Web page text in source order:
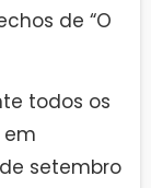
de “O
todos os
setembro